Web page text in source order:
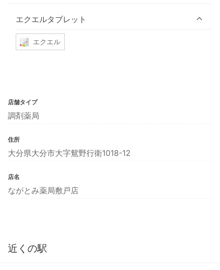
エクエルタブレット
エクエル
店舗タイプ
調剤薬局
住所
大分県大分市大字鴛野行衛1018-12
店名
ながとみ薬局敷戸店
近くの駅